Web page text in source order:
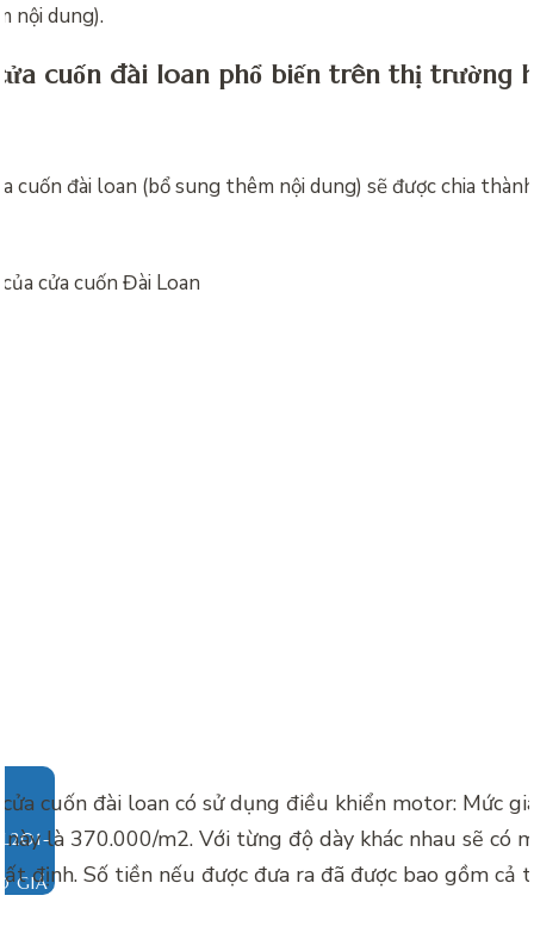
nội dung).
cuốn đài loan phổ biến trên thị trường
cuốn đài loan (bổ sung thêm nội dung) sẽ được chia
GIÁ
cửa cuốn đài loan có sử dụng điều khiển motor: Mức
này là 370.000/m2. Với từng độ dày khác nhau sẽ có
định. Số tiền nếu được đưa ra đã được bao gồm cả